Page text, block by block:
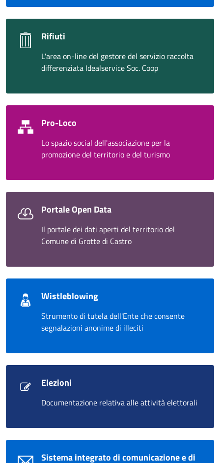
Rifiuti
L'area on-line del gestore del servizio raccolta
differenziata Idealservice Soc. Coop
Pro-Loco
Lo spazio social dell'associazione per la
promozione del territorio e del turismo
Portale Open Data
Il portale dei dati aperti del territorio del
Comune di Grotte di Castro
Wistleblowing
Strumento di tutela dell'Ente che consente
segnalazioni anonime di illeciti
Elezioni
Documentazione relativa alle attività elettorali
Sistema integrato di comunicazione e di